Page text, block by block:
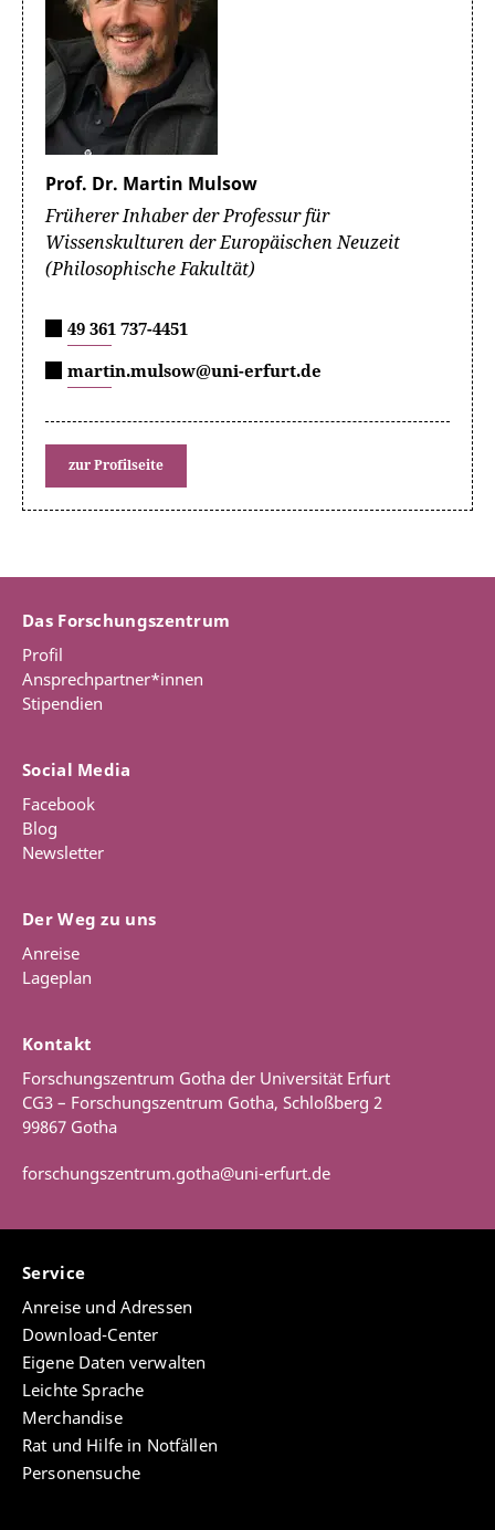
Prof. Dr. Martin Mulsow
Früherer Inhaber der Professur für
Wissenskulturen der Europäischen Neuzeit
(Philosophische Fakultät)
49 361 737-4451
martin.mulsow@uni-erfurt.de
zur Profilseite
Das Forschungszentrum
Profil
Ansprechpartner*innen
Stipendien
Social Media
Facebook
Blog
Newsletter
Der Weg zu uns
Anreise
Lageplan
Kontakt
Forschungszentrum Gotha der Universität Erfurt
CG3 – Forschungszentrum Gotha, Schloßberg 2
99867 Gotha
forschungszentrum.gotha@uni-erfurt.de
Service
Anreise und Adressen
Download-Center
Eigene Daten verwalten
Leichte Sprache
Merchandise
Rat und Hilfe in Notfällen
Personensuche